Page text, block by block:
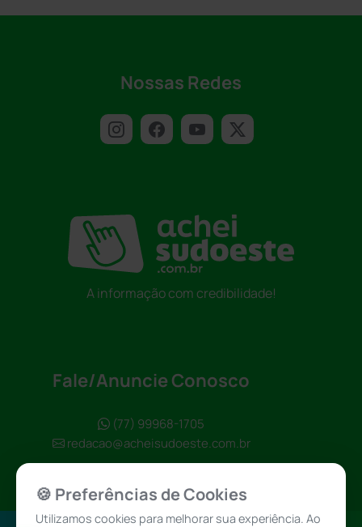
Nossas Redes
A informação com credibilidade!
Fale/Anuncie Conosco
(77) 99968-1705
redacao@acheisudoeste.com.br
🍪 Preferências de Cookies
Utilizamos cookies para melhorar sua experiência. Ao